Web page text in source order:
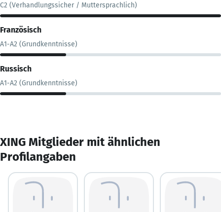
C2 (Verhandlungssicher / Muttersprachlich)
Französisch
A1-A2 (Grundkenntnisse)
Russisch
A1-A2 (Grundkenntnisse)
XING Mitglieder mit ähnlichen
Profilangaben